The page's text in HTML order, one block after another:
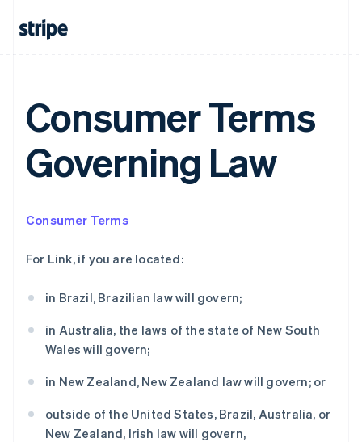
Consumer Terms
Governing Law
Consumer Terms
For Link, if you are located:
in Brazil, Brazilian law will govern;
in Australia, the laws of the state of New South
Wales will govern;
in New Zealand, New Zealand law will govern; or
outside of the United States, Brazil, Australia, or
New Zealand, Irish law will govern,
阿联酋
English
English
爱沙尼亚
Deutsch English
巴西
保加利亚
比利时
Nederlands FrançaisDeutsch
English
English
德国